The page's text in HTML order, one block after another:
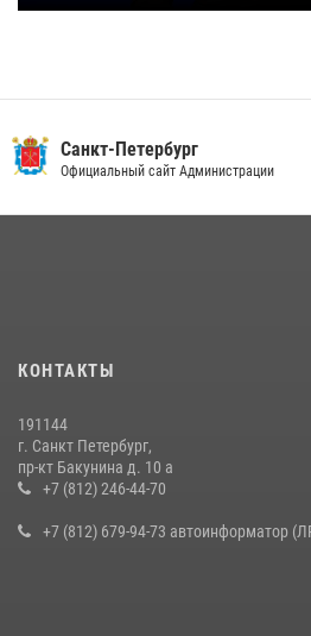
Санкт-Петербург
Официальный сайт Администрации
КОНТАКТЫ
191144
г. Санкт Петербург,
пр-кт Бакунина д. 10 а
+7 (812) 246-44-70
+7 (812) 679-94-73 автоинформатор